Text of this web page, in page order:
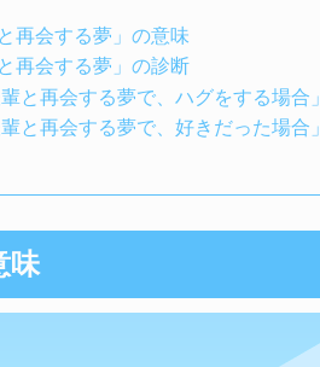
再会する夢」の意味
と再会する夢」の診断
輩と再会する夢で、ハグをする場合」
輩と再会する夢で、好きだった場合」
味